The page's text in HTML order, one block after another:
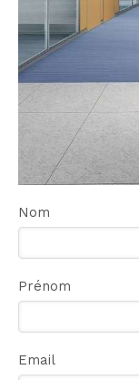
Nom
Prénom
Email